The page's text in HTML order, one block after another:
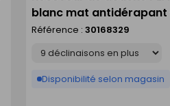
commeblanc mat antidérapant
90 cm
Référence : 30168329
Disponibilité selon magasin